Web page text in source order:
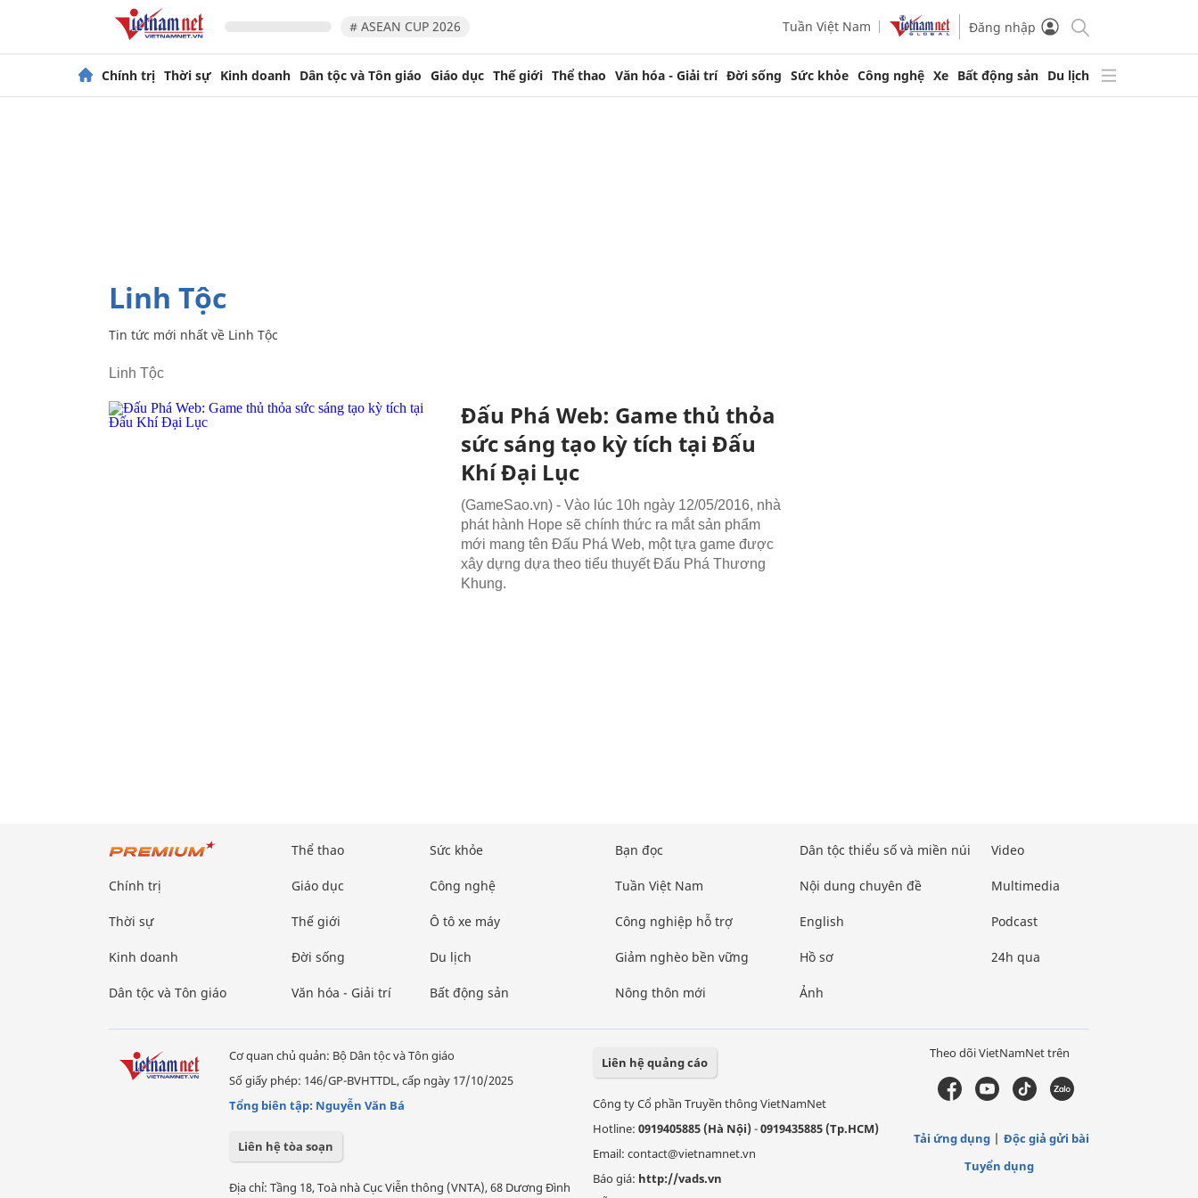
# ASEAN CUP 2026 Tuần Việt Nam Đăng nhập
Chính trị Thời sự Kinh doanh Dân tộc và Tôn giáo Giáo dục Thế giới Thể thao Văn hóa - Giải trí Đời sống Sức khỏe Công nghệ Xe Bất động sản Du lịch
Linh Tộc
Tin tức mới nhất về Linh Tộc
Linh Tộc
Đấu Phá Web: Game thủ thỏa
sức sáng tạo kỳ tích tại Đấu
Khí Đại Lục
(GameSao.vn) - Vào lúc 10h ngày 12/05/2016, nhà
phát hành Hope sẽ chính thức ra mắt sản phẩm
mới mang tên Đấu Phá Web, một tựa game được
xây dựng dựa theo tiểu thuyết Đấu Phá Thương
Khung.
Chính trị
Thời sự
Kinh doanh
Dân tộc và Tôn giáo
Thể thao
Giáo dục
Thế giới
Đời sống
Văn hóa - Giải trí
Sức khỏe
Công nghệ
Ô tô xe máy
Du lịch
Bất động sản
Bạn đọc
Tuần Việt Nam
Công nghiệp hỗ trợ
Giảm nghèo bền vững
Nông thôn mới
Dân tộc thiểu số và miền núi
Nội dung chuyên đề
English
Hồ sơ
Ảnh
Video
Multimedia
Podcast
24h qua
Cơ quan chủ quản: Bộ Dân tộc và Tôn giáo
Số giấy phép: 146/GP-BVHTTDL, cấp ngày 17/10/2025
Tổng biên tập: Nguyễn Văn Bá
Liên hệ tòa soạn
Địa chỉ: Tầng 18, Toà nhà Cục Viễn thông (VNTA), 68 Dương Đình
Liên hệ quảng cáo
Công ty Cổ phần Truyền thông VietNamNet
Hotline: 0919405885 (Hà Nội)-0919435885 (Tp.HCM)
Email: contact@vietnamnet.vn
Báo giá: http://vads.vn
Theo dõi VietNamNet trên
Tải ứng dụng
Độc giả gửi bài
Tuyển dụng